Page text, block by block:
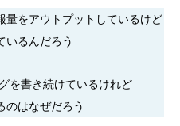
量をアウトプットしているけど
いるんだろう
を書き続けているけれど
のはなぜだろう